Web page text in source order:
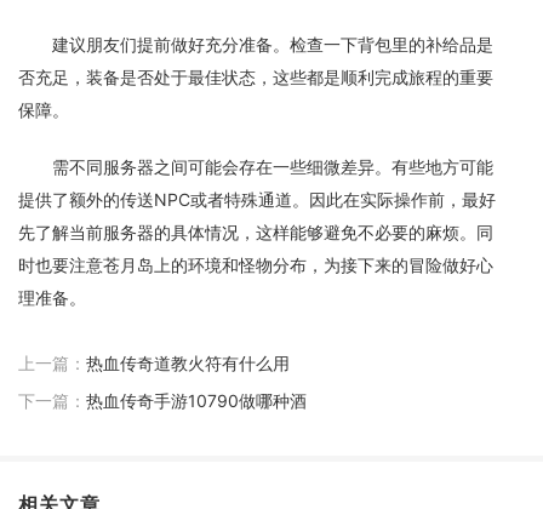
建议朋友们提前做好充分准备。检查一下背包里的补给品是
否充足，装备是否处于最佳状态，这些都是顺利完成旅程的重要
保障。
需不同服务器之间可能会存在一些细微差异。有些地方可能
提供了额外的传送NPC或者特殊通道。因此在实际操作前，最好
先了解当前服务器的具体情况，这样能够避免不必要的麻烦。同
时也要注意苍月岛上的环境和怪物分布，为接下来的冒险做好心
理准备。
上一篇： 热血传奇道教火符有什么用
下一篇： 热血传奇手游10790做哪种酒